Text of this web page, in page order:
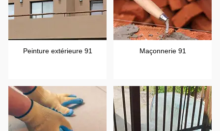
Peinture extérieure 91 Maçonnerie 91